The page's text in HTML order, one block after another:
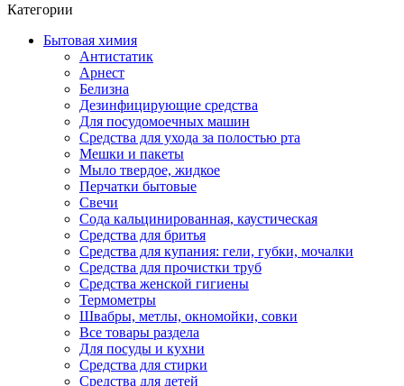
Категории
Бытовая химия
Антистатик
Арнест
Белизна
Дезинфицирующие средства
Для посудомоечных машин
Средства для ухода за полостью рта
Мешки и пакеты
Мыло твердое, жидкое
Перчатки бытовые
Свечи
Сода кальцинированная, каустическая
Средства для бритья
Средства для купания: гели, губки, мочалки
Средства для прочистки труб
Средства женской гигиены
Термометры
Швабры, метлы, окномойки, совки
Все товары раздела
Для посуды и кухни
Средства для стирки
Средства для детей